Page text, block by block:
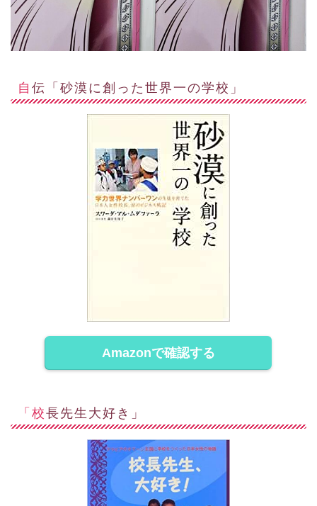
自伝「砂漠に創った世界一の学校」
Amazonで確認する
「校長先生大好き」